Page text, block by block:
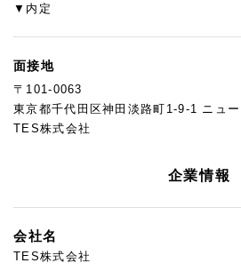
▼内定
面接地
〒101-0063
東京都千代田区神田淡路町1-9-1 ニュ
TES株式会社
企業情報
会社名
TES株式会社